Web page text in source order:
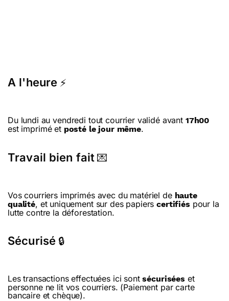
A l'heure ⚡
Du lundi au vendredi tout courrier validé avant 17h00
est imprimé et posté le jour même.
Travail bien fait 💌
Vos courriers imprimés avec du matériel de haute
qualité, et uniquement sur des papierscertifiés pour la
lutte contre la déforestation.
Sécurisé 🔒
Les transactions effectuées ici sontsécurisées et
personne ne lit vos courriers. (Paiement par carte
bancaire et chèque).